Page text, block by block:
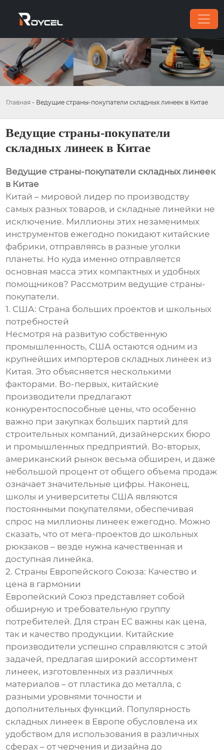
Главная - Ведущие страны-покупатели складных линеек в Китае
Ведущие страны-покупатели
складных линеек в Китае
Ведущие страны-покупатели складных линеек
в Китае
Китай – мировой лидер по производству
самых разных товаров, и складные линейки не
исключение. Миллионы этих незаменимых
инструментов ежегодно покидают китайские
фабрики, отправляясь в разные уголки
планеты. Но куда именно отправляется
основная масса этих компактных и удобных
помощников? Рассмотрим ведущие страны-
покупатели.
1. США: Страна больших проектов и школьных
потребностей
Несмотря на развитую собственную
промышленность, США остаются одним из
крупнейших импортеров складных линеек из
Китая. Это объясняется несколькими
факторами. Во-первых, китайские
производители предлагают
конкурентоспособные цены, что особенно
важно при закупках больших партий для
строительных компаний, дизайнерских бюро
и промышленных предприятий. Во-вторых,
американский рынок весьма обширен, и даже
небольшой процент от общего объема продаж
означает значительные цифры. Наконец,
школы и университеты США являются
постоянными покупателями, обеспечивая
спрос на миллионы линеек ежегодно. Можно
сказать, что от мега-проектов до школьных
рюкзаков – везде нужна качественная и
доступная линейка.
2. Страны Европейского Союза: Качество и
цена в гармонии
Европейский Союз представляет собой
обширную и требовательную группу
потребителей. Для стран ЕС важны как цена,
так и качество продукции. Китайские
производители успешно справляются с этой
задачей, предлагая широкий ассортимент
линеек, изготовленных из различных
материалов – от пластика до металла, с
разными уровнями точности и
дополнительных функций. Популярность
складных линеек в Европе обусловлена их
удобством для использования в различных
сферах – от черчения и дизайна до